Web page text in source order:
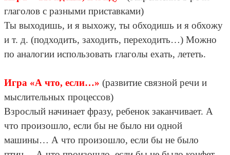
глаголов с разными приставками)
Ты выходишь, и я выхожу, ты обходишь и я обхожу
и т. д. (подходить, заходить, переходить…) Можно
по аналогии использовать глаголы ехать, лететь.
Игра «А что, если…» (развитие связной речи и
мыслительных процессов)
Взрослый начинает фразу, ребенок заканчивает. А
что произошло, если бы не было ни одной
машины… А что произошло, если бы не было